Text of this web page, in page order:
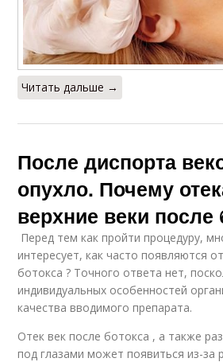
Читать дальше →
После диспорта
опухло. Почему
верхние веки после
Перед тем как пройти процедуру,
интересует, как часто появляются
ботокса ? Точного ответа нет,
индивидуальных особенностей
качества вводимого препарата.
Отек век после ботокса , а также
под глазами может появиться из-за